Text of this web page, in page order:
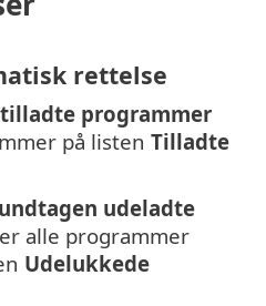
rettelse
programmer
på listen Tilladte
udeladte
alle programmer
Udelukkede